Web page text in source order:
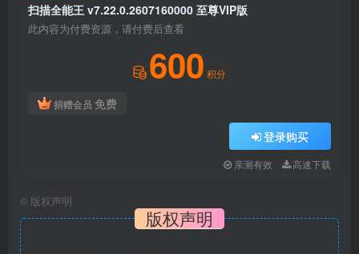
扫描全能王 v7.22.0.2607160000 至尊VIP版
此内容为付费资源，请付费后查看
600 积分
捐赠会员 免费
登录购买
亲测有效 高速下载
© 版权声明
版权声明